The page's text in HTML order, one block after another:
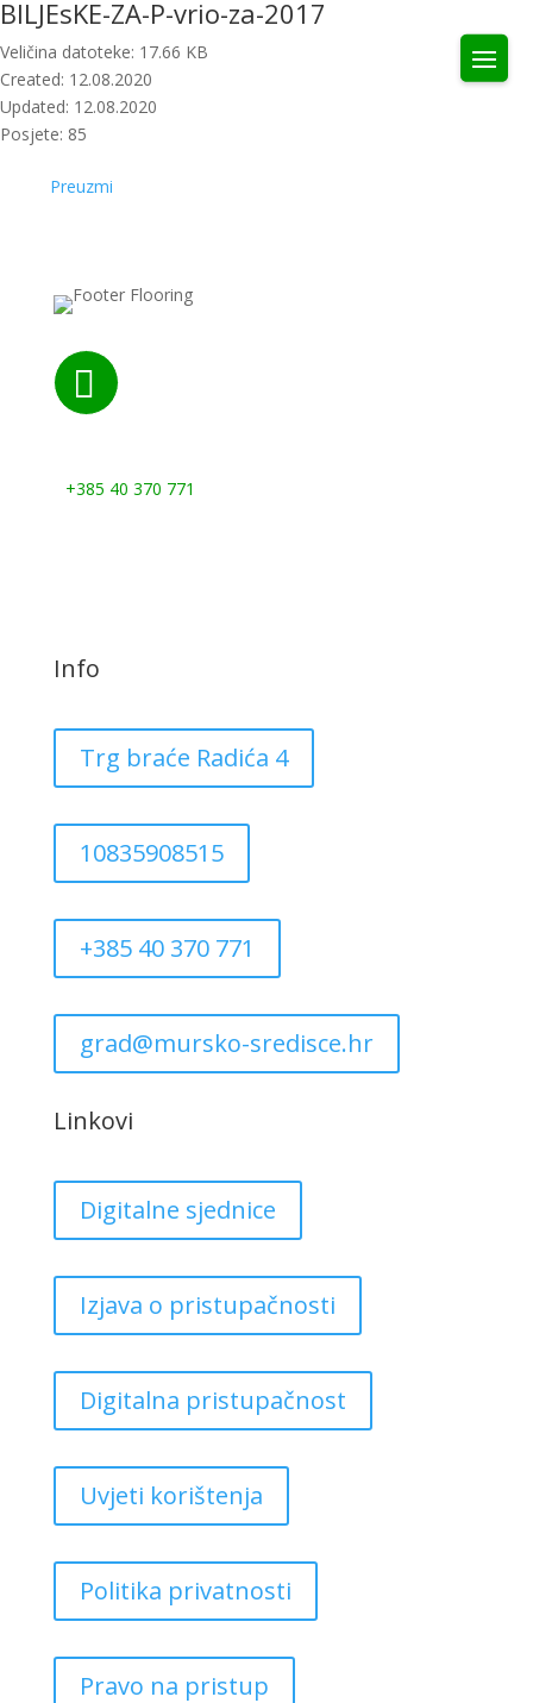
BILJEsKE-ZA-P-vrio-za-2017
Veličina datoteke: 17.66 KB
Created: 12.08.2020
Updated: 12.08.2020
Posjete: 85
Preuzmi

+385 40 370 771
Info
Trg braće Radića 4
10835908515
+385 40 370 771
grad@mursko-sredisce.hr
Linkovi
Digitalne sjednice
Izjava o pristupačnosti
Digitalna pristupačnost
Uvjeti korištenja
Politika privatnosti
Pravo na pristup